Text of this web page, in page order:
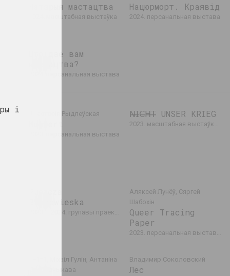
Матэрыя мастацтва
2024. масштабная выстаўка
Нацюрморт. Краявід
2024. персанальная выстава
Што дае вам
мастацтва?
2024. персанальная выстава
Анастасія Рыдлеўская
Mugwort
2023. персанальная выстава
𝖭̶𝖨̶𝖢̶𝖧̶𝖳̶ UNSER KRIEG
2023. масштабная выстаўка, выстава, замежнае падзея, групавы праект
Białowieska
2023 – 2024. групавы праект, выстава, замежнае падзея
Аляксей Лунёў, Сяргей
Шабохін
Queer Tracing
Paper
2023. персанальная выстава, замежнае падзея
1+1=1, Мiхаiл Гулiн, Антаніна
Слабодчыкава
Владимир Соколовский
Лес
і